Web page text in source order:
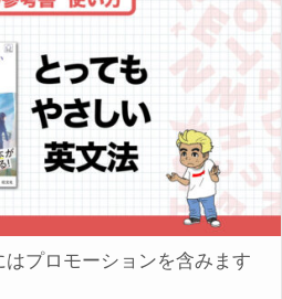
はプロモーションを含みます